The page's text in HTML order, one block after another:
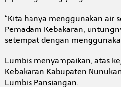
“Kita hanya menggunakan air
Pemadam Kebakaran,
setempat dengan
Lumbis menyampaikan, atas
Kebakaran Kabupaten
Lumbis Pansiangan.